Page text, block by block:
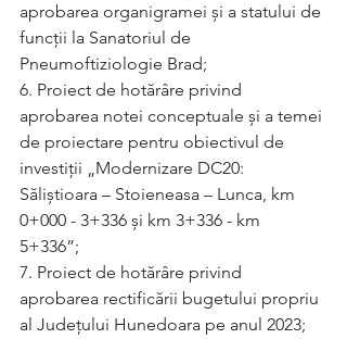
aprobarea organigramei și a statului de
funcții la Sanatoriul de
Pneumoftiziologie Brad;
6. Proiect de hotărâre privind
aprobarea notei conceptuale și a temei
de proiectare pentru obiectivul de
investiții „Modernizare DC20:
Săliștioara – Stoieneasa – Lunca, km
0+000 - 3+336 și km 3+336 - km
5+336”;
7. Proiect de hotărâre privind
aprobarea rectificării bugetului propriu
al Județului Hunedoara pe anul 2023;